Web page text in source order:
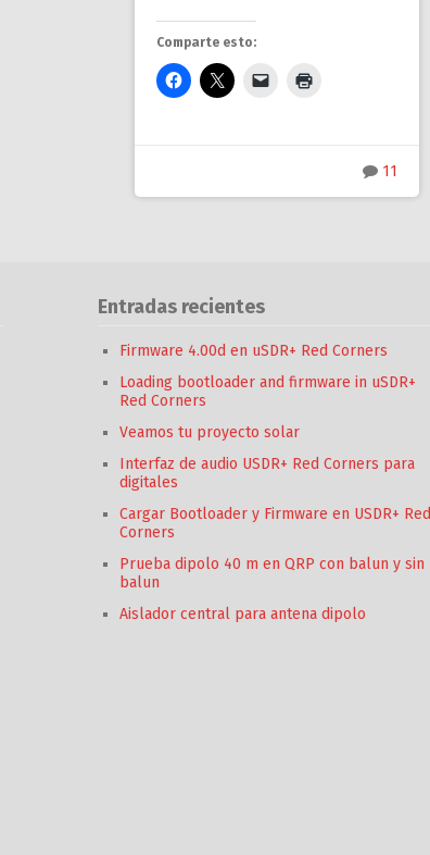
Comparte esto:
11
Entradas recientes
Firmware 4.00d en uSDR+ Red Corners
Loading bootloader and firmware in uSDR+
Red Corners
Veamos tu proyecto solar
Interfaz de audio USDR+ Red Corners para
digitales
Cargar Bootloader y Firmware en USDR+ Red
Corners
Prueba dipolo 40 m en QRP con balun y sin
balun
Aislador central para antena dipolo